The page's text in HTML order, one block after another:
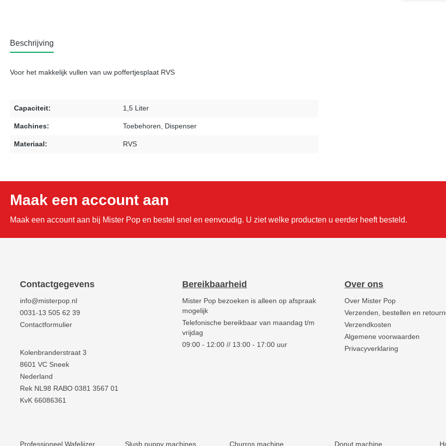
Beschrijving
Voor het makkelijk vullen van uw poffertjesplaat RVS
Capaciteit: 1,5 Liter
Machines: Toebehoren, Dispenser
Materiaal: RVS
Maak een account aan
Maak een account aan bij Mister Pop en bestel snel en eenvoudig. U ziet welke producten u eerder heeft besteld.
Contactgegevens
info@misterpop.nl
0031-13 505 62 39
Contactformulier
Kolenbranderstraat 3
8601 VC Sneek
Nederland
Rek NL98 RABO 0381 3567 01
KvK 66086361
Bereikbaarheid
Mister Pop bezoeken is alleen op afspraak
mogelijk
Telefonische bereikbaar van maandag t/m
vrijdag
09:00 - 12:00 // 13:00 - 17:00 uur
Over ons
Over Mister Pop
Verzenden, bestellen en
Verzendkosten
Algemene voorwaarden
Privacyverklaring
Professioneel Wafelijzer Slush puppy machines Churros machine Donut machine